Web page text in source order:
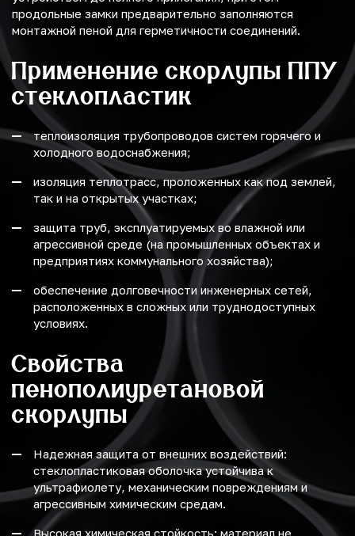
продольные замки предварительно заполняются
монтажной пеной для герметичности соединений.
Применение скорлупы ППУ
стеклопластик
теплоизоляция трубопроводов систем горячего и
холодного водоснабжения;
изоляция теплотрасс, проложенных как под землей,
так и на открытых участках;
защита труб, эксплуатируемых во влажной или
агрессивной среде (на промышленных объектах и
предприятиях коммунального хозяйства);
обеспечение долговечности инженерных сетей,
расположенных в сложных или труднодоступных
условиях.
Свойства
пенополиуретановой
скорлупы
Надежная защита от внешних воздействий:
стеклопластиковая оболочка устойчива к
ультрафиолету, механическим повреждениям и
агрессивным химическим средам.
Высокая химическая стойкость: материал не